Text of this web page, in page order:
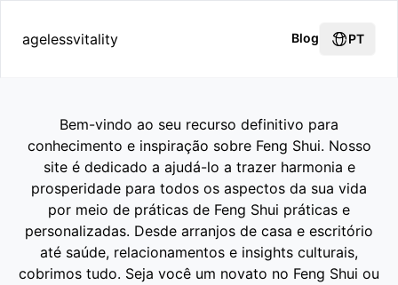
agelessvitality Blog PT
Bem-vindo ao seu recurso definitivo para
conhecimento e inspiração sobre Feng Shui. Nosso
site é dedicado a ajudá-lo a trazer harmonia e
prosperidade para todos os aspectos da sua vida
por meio de práticas de Feng Shui práticas e
personalizadas. Desde arranjos de casa e escritório
até saúde, relacionamentos e insights culturais,
cobrimos tudo. Seja você um novato no Feng Shui ou